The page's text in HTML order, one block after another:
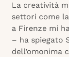
La creatività
settori come
a Firenze mi
– ha spiegato
dell’omonima